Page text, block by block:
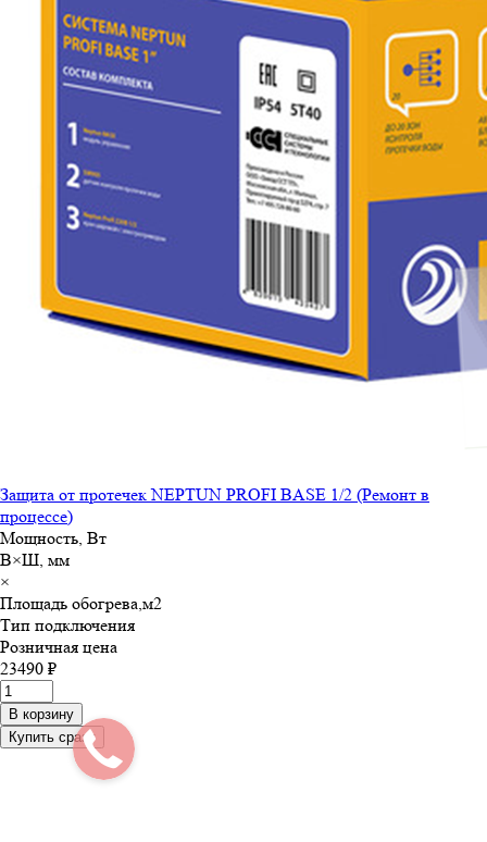
Защита от протечек NEPTUN PROFI BASE 1/2 (Ремонт в
процессе)
Мощность, Вт
В×Ш, мм
×
Площадь обогрева,м2
Тип подключения
Розничная цена
23490 ₽
В корзину
Купить сразу